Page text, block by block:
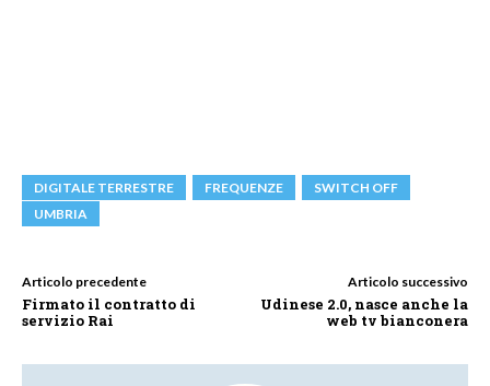
DIGITALE TERRESTRE FREQUENZE
SWITCH OFF
UMBRIA
Articolo precedente
Firmato il contratto di
servizio Rai
Articolo successivo
Udinese 2.0, nasce anche la
web tv bianconera